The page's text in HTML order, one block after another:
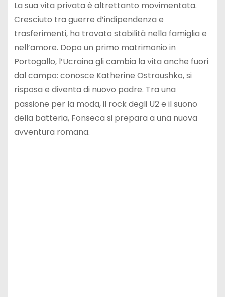
La sua vita privata è altrettanto movimentata.
Cresciuto tra guerre d’indipendenza e
trasferimenti, ha trovato stabilità nella famiglia e
nell’amore. Dopo un primo matrimonio in
Portogallo, l’Ucraina gli cambia la vita anche fuori
dal campo: conosce Katherine Ostroushko, si
risposa e diventa di nuovo padre. Tra una
passione per la moda, il rock degli U2 e il suono
della batteria, Fonseca si prepara a una nuova
avventura romana.